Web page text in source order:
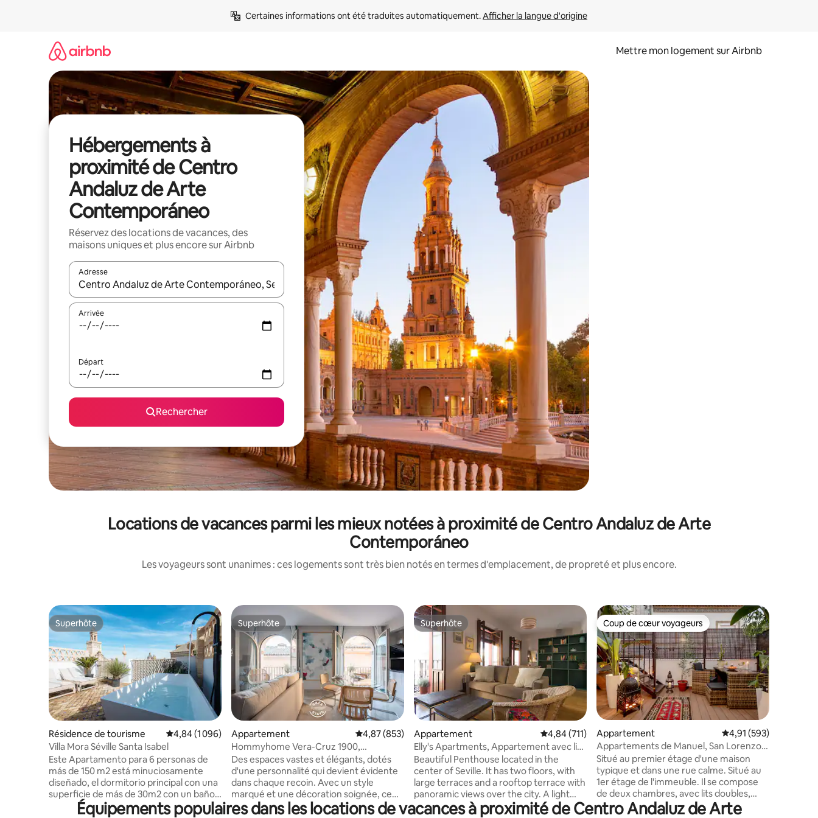
Certaines informations ont été traduites automatiquement. Afficher la langue d'origine
Mettre mon logement sur Airbnb
Hébergements à
proximité de Centro
Andaluz de Arte
Contemporáneo
Réservez des locations de vacances, des
maisons uniques et plus encore sur Airbnb
Adresse
Lorsque les résultats s'affichent, utilisez les flèches vers le haut et vers le bas pour les parcourir ou en appuyant et en faisant glisser.
Arrivée
Départ
Rechercher
Locations de vacances parmi les mieux notées à proximité de Centro Andaluz de Arte
Contemporáneo
Les voyageurs sont unanimes : ces logements sont très bien notés en termes d'emplacement, de propreté et plus encore.
Superhôte
Superhôte
Résidence de tourisme Évaluation moyenne sur la base de 1 096 commentaires : 4,84 sur 5
4,84 (1 096)
Villa Mora Séville Santa Isabel
Este Apartamento para 6 personas de
más de 150 m2 está minuciosamente
diseñado, el dormitorio principal con una
superficie de más de 30m2 con un baño
muy original integrado y los otros 2 de al
Superhôte
Superhôte
Appartement Évaluation moyenne sur la base de 853 commentaires : 4,87 sur 5
4,87 (853)
Hommyhome Vera-Cruz 1900,
Appartement Deluxe co...
Des espaces vastes et élégants, dotés
d'une personnalité qui devient évidente
dans chaque recoin. Avec un style
marqué et une décoration soignée, ce
luxueux appartement est un trésor
Superhôte
Superhôte
Appartement Évaluation moyenne sur la base de 711 commentaires : 4,84 sur 5
4,84 (711)
Elly's Apartments, Appartement avec lit
queen size et...
Beautiful Penthouse located in the
center of Seville. It has two floors, with
large terraces and a rooftop terrace with
panoramic views over the city. A light
and large apt over two floors with large
Coup de cœur voyageurs
Coup de cœur voyageurs
Appartement Évaluation moyenne
4,91 (593)
Appartements de Manuel, San Lorenzo,
Relax et de...
Situé au premier étage d'une maison
typique et dans une rue calme. Situé au
1er étage de l'immeuble. Il se compose
de deux chambres, avec lits doubles,
King Size, d'une salle de bain, d'une
Équipements populaires dans les locations de vacances à proximité de Centro Andaluz de Arte